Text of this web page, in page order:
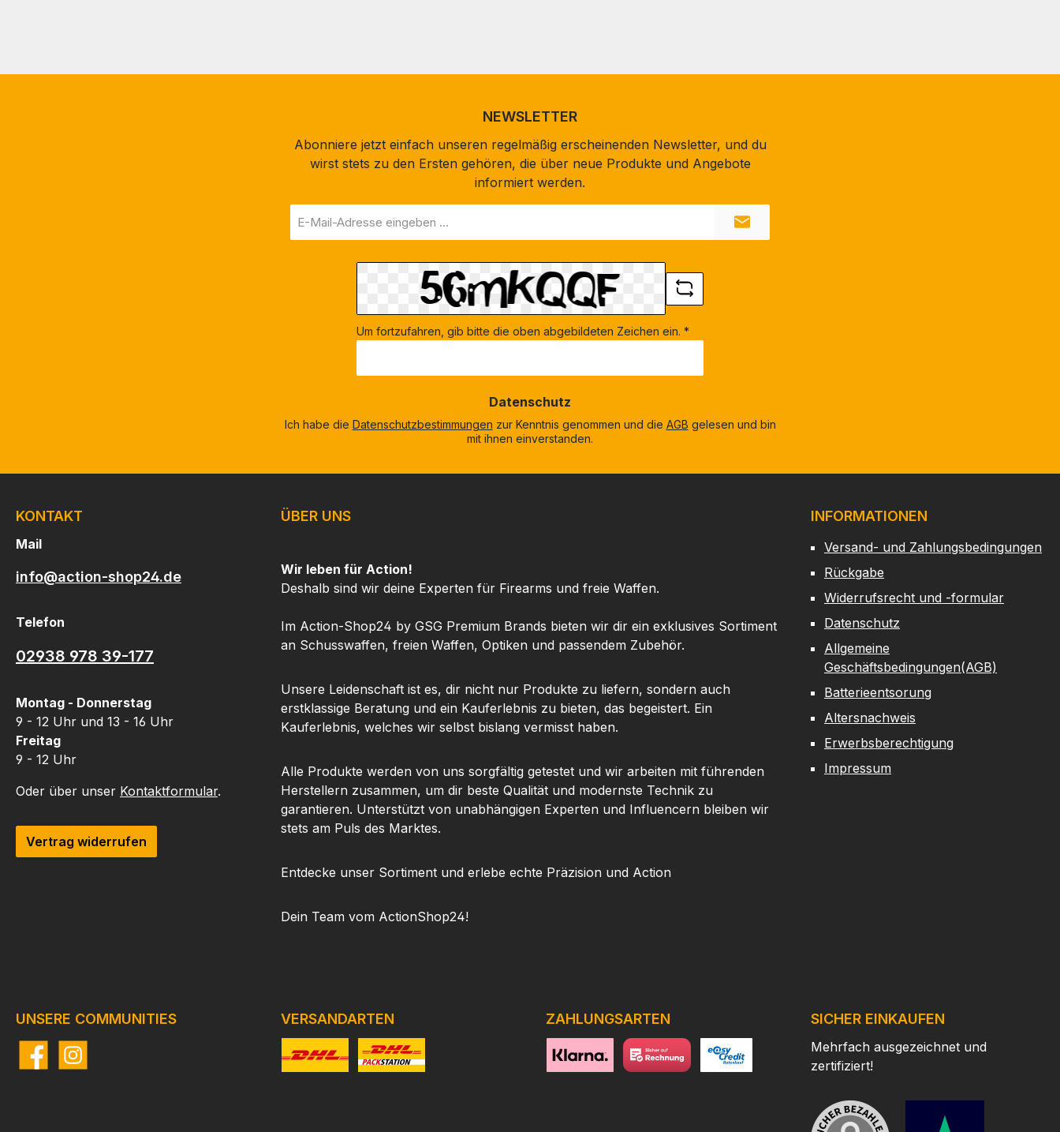
NEWSLETTER
Abonniere jetzt einfach unseren regelmäßig erscheinenden Newsletter, und du
wirst stets zu den Ersten gehören, die über neue Produkte und Angebote
informiert werden.
Mail-
Um fortzufahren, gib bitte die oben abgebildeten Zeichen ein. *
Datenschutz
Ich habe die Datenschutzbestimmungen zur Kenntnis genommen und die AGB gelesen und bin
mit ihnen einverstanden.
ÜBER UNS
Wir leben für Action!
Deshalb sind wir deine Experten für Firearms und freie Waffen.
Im Action-Shop24 by GSG Premium Brands bieten wir dir ein exklusives Sortiment
an Schusswaffen, freien Waffen, Optiken und passendem Zubehör.
Unsere Leidenschaft ist es, dir nicht nur Produkte zu liefern, sondern auch
erstklassige Beratung und ein Kauferlebnis zu bieten, das begeistert. Ein
Kauferlebnis, welches wir selbst bislang vermisst haben.
Alle Produkte werden von uns sorgfältig getestet und wir arbeiten mit führenden
Herstellern zusammen, um dir beste Qualität und modernste Technik zu
garantieren. Unterstützt von unabhängigen Experten und Influencern bleiben wir
stets am Puls des Marktes.
Entdecke unser Sortiment und erlebe echte Präzision und Action
Dein Team vom ActionShop24!
INFORMATIONEN
Versand- und Zahlungsbedingungen
Rückgabe
Widerrufsrecht und -formular
Datenschutz
Allgemeine
Geschäftsbedingungen(AGB)
Batterieentsorung
Altersnachweis
Erwerbsberechtigung
Impressum
KONTAKT
Mail
info@action-shop24.de
Telefon
02938 978 39-177
Montag - Donnerstag
9 - 12 Uhr und 13 - 16 Uhr
Freitag
9 - 12 Uhr
Oder über unser Kontaktformular.
Vertrag widerrufen
UNSERE COMMUNITIES
FacebookInstagram
VERSANDARTEN ZAHLUNGSARTEN SICHER EINKAUFEN
Mehrfach ausgezeichnet und
zertifiziert!